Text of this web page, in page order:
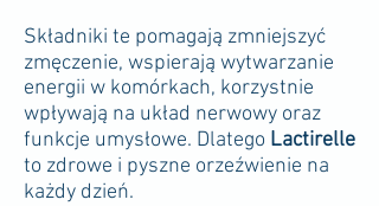
Składniki te pomagają zmniejszyć
zmęczenie, wspierają wytwarzanie
energii w komórkach, korzystnie
wpływają na układ nerwowy oraz
funkcje umysłowe. Dlatego Lactirelle
to zdrowe i pyszne orzeźwienie na
każdy dzień.